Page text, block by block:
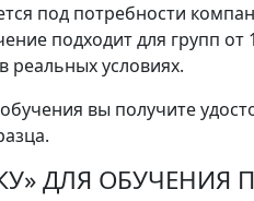
под потребности
подходит для групп от
реальных условиях.
вы получите
ДЛЯ ОБУЧЕНИЯ